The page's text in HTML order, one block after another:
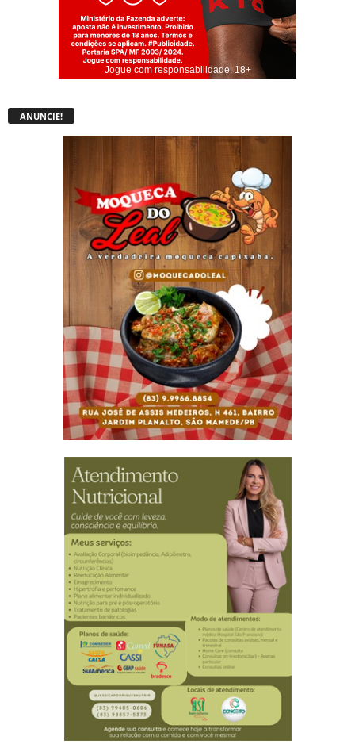
Jogue com responsabilidade. 18+
ANUNCIE!